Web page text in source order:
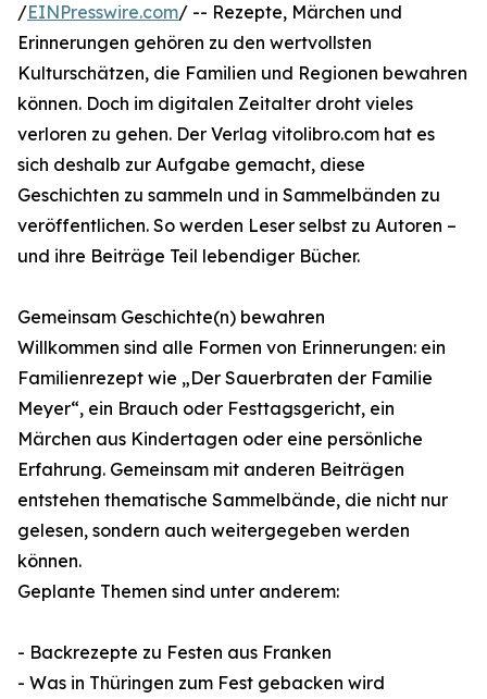
/EINPresswire.com/ -- Rezepte, Märchen und
Erinnerungen gehören zu den wertvollsten
Kulturschätzen, die Familien und Regionen bewahren
können. Doch im digitalen Zeitalter droht vieles
verloren zu gehen. Der Verlag vitolibro.com hat es
sich deshalb zur Aufgabe gemacht, diese
Geschichten zu sammeln und in Sammelbänden zu
veröffentlichen. So werden Leser selbst zu Autoren –
und ihre Beiträge Teil lebendiger Bücher.
Gemeinsam Geschichte(n) bewahren
Willkommen sind alle Formen von Erinnerungen: ein
Familienrezept wie „Der Sauerbraten der Familie
Meyer“, ein Brauch oder Festtagsgericht, ein
Märchen aus Kindertagen oder eine persönliche
Erfahrung. Gemeinsam mit anderen Beiträgen
entstehen thematische Sammelbände, die nicht nur
gelesen, sondern auch weitergegeben werden
können.
Geplante Themen sind unter anderem:
- Backrezepte zu Festen aus Franken
- Was in Thüringen zum Fest gebacken wird